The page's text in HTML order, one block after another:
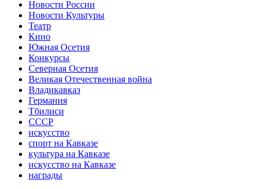
Новости России
Новости Культуры
Театр
Кино
Южная Осетия
Конкурсы
Северная Осетия
Великая Отечественная война
Владикавказ
Германия
Тбилиси
СССР
искусство
спорт на Кавказе
культура на Кавказе
искусство на Кавказе
награды